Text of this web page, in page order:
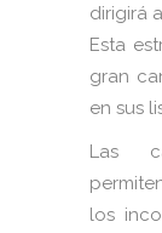
dirigirá
Esta
gran
en sus
Las
los